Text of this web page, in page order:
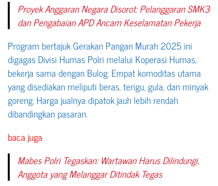
Proyek Anggaran Negara Disorot: Pelanggaran SMK3
dan Pengabaian APD Ancam Keselamatan Pekerja
Program bertajuk Gerakan Pangan Murah 2025 ini
digagas Divisi Humas Polri melalui Koperasi Humas,
bekerja sama dengan Bulog. Empat komoditas utama
yang disediakan meliputi beras, terigu, gula, dan minyak
goreng. Harga jualnya dipatok jauh lebih rendah
dibandingkan pasaran.
baca juga
Mabes Polri Tegaskan: Wartawan Harus Dilindungi,
Anggota yang Melanggar Ditindak Tegas